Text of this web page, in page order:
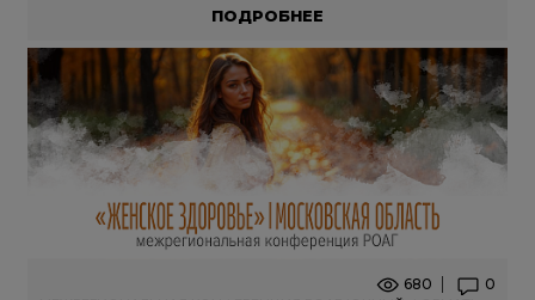
ПОДРОБНЕЕ
680 0